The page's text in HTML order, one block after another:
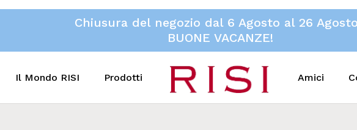
Chiusura del negozio dal 6 Agosto al 26
BUONE VACANZE!
Il Mondo RISI Prodotti Amici